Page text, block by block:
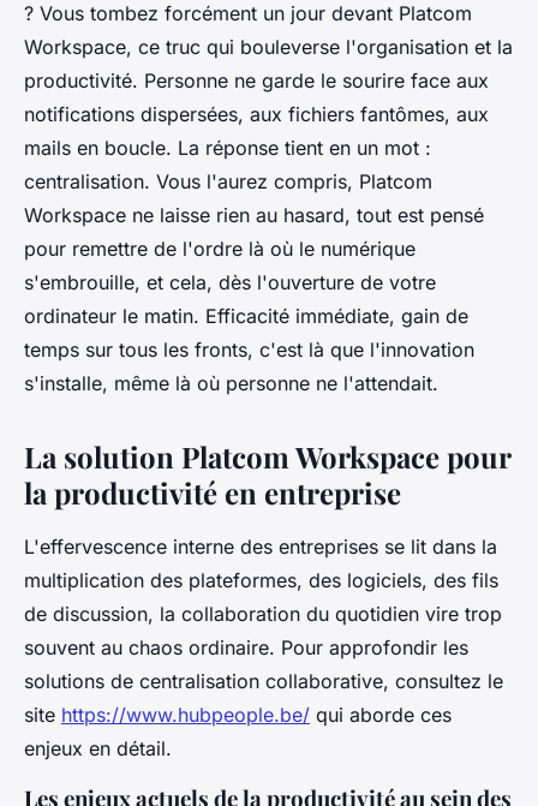
? Vous tombez forcément un jour devant Platcom
Workspace, ce truc qui bouleverse l'organisation et la
productivité. Personne ne garde le sourire face aux
notifications dispersées, aux fichiers fantômes, aux
mails en boucle. La réponse tient en un mot :
centralisation. Vous l'aurez compris, Platcom
Workspace ne laisse rien au hasard, tout est pensé
pour remettre de l'ordre là où le numérique
s'embrouille, et cela, dès l'ouverture de votre
ordinateur le matin. Efficacité immédiate, gain de
temps sur tous les fronts, c'est là que l'innovation
s'installe, même là où personne ne l'attendait.
La solution Platcom Workspace pour
la productivité en entreprise
L'effervescence interne des entreprises se lit dans la
multiplication des plateformes, des logiciels, des fils
de discussion, la collaboration du quotidien vire trop
souvent au chaos ordinaire. Pour approfondir les
solutions de centralisation collaborative, consultez le
site https://www.hubpeople.be/ qui aborde ces
enjeux en détail.
Les enjeux actuels de la productivité au sein des